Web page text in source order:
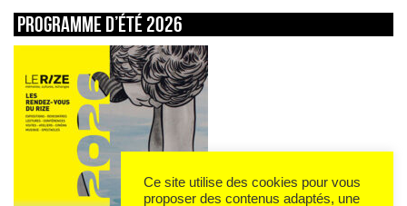
Programme d’été 2026
Ce site utilise des cookies pour vous
proposer des contenus adaptés, une